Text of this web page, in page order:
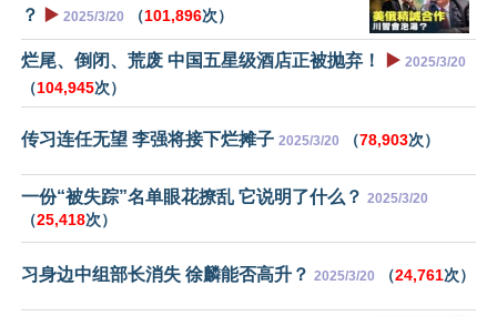
？
▶️ 2025/3/20 （101,896次）
烂尾、倒闭、荒废 中国五星级酒店正被抛弃！ ▶️ 2025/3/20
（104,945次）
传习连任无望 李强将接下烂摊子 2025/3/20 （78,903次）
一份“被失踪”名单眼花撩乱 它说明了什么？ 2025/3/20
（25,418次）
习身边中组部长消失 徐麟能否高升？ 2025/3/20 （24,761次）